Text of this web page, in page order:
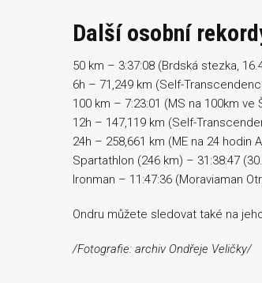
Další osobní
50 km – 3:37:08 (Brdská stezka,
6h – 71,249 km (Self-
100 km – 7:23:01 (MS na 100km ve
12h – 147,119 km (Self-
24h – 258,661 km (ME na 24 hodin
Spartathlon (246 km) – 31:38:47
Ironman – 11:47:36 (Moraviaman
Ondru můžete sledovat také na
/Fotografie: archiv Ondřeje Veličky/